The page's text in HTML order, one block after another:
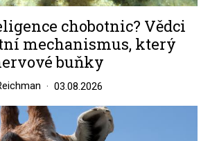
chobotnic? Vědci
mechanismus, který
buňky
03.08.2026